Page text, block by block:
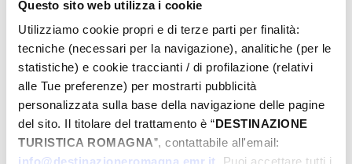
Questo sito web utilizza i cookie
Utilizziamo cookie propri e di terze parti per finalità:
tecniche (necessari per la navigazione), analitiche (per le
statistiche) e cookie traccianti / di profilazione (relativi
alle Tue preferenze) per mostrarti pubblicità
personalizzata sulla base della navigazione delle pagine
del sito. Il titolare del trattamento è “DESTINAZIONE
TURISTICA ROMAGNA”, contattabile all'email:
INFORMATIONS ­
Pro Loco Coriano
0541 656255
info@prolococoriano.it